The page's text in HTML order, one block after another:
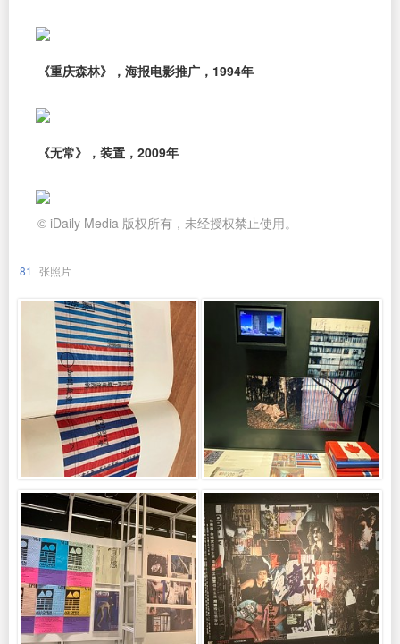
《重庆森林》，海报电影推广，1994年
《无常》，装置，2009年
© iDaily Media 版权所有，未经授权禁止使用。
81 张照片